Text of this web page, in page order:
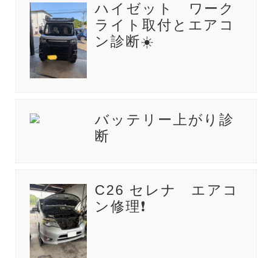
ハイゼット ワーク
ライト取付とエアコ
ン診断☀️
バッテリー上がり診
断
C26 セレナ エアコ
ン修理❗